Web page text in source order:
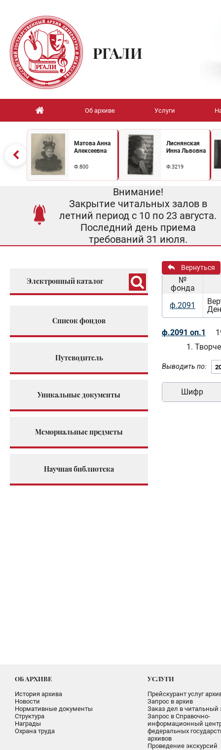
РГАЛИ
Об архиве Услуги
Матова Анна
Алексеевна
Ф.800
Лиснянская
Инна Львовна
Ф.3219
Внимание!
Закрытие читальных залов в
летний период с 10 по 23 августа.
Последний день приема
требований 31 июля.
Электронный каталог
Список фондов
Путеводитель
Уникальные документы
Мемориальные предметы
Научная библиотека
Вернуться
№
фонда
ф.2091
ф.2091 оп.1
1.
Выводить по:
Шифр
ОБ АРХИВЕ
История архива
Новости
Нормативные документы
Структура
Награды
Охрана труда
УСЛУГИ
Прейскурант услуг
Запрос в архив
Заказ дел в читальный
Запрос в Справочно-
информационный
федеральных
архивов
Проведение экскурсий